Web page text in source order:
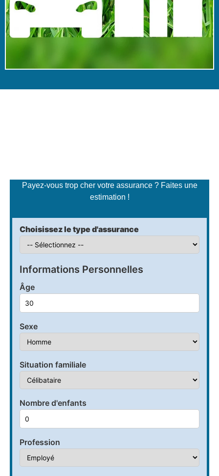
Payez-vous trop cher votre assurance ? Faites une
estimation !
Choisissez le type d'assurance
Informations Personnelles
Âge
Sexe
Situation familiale
Nombre d'enfants
Profession